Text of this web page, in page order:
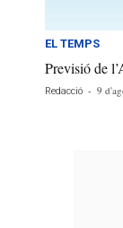
EL TEMPS
Previsió de
Redacció - 9